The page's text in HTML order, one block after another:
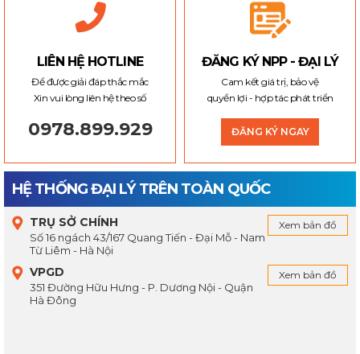
LIÊN HỆ HOTLINE
Để được giải đáp thắc mắc
Xin vui lòng liên hệ theo số
0978.899.929
ĐĂNG KÝ NPP - ĐẠI LÝ
Cam kết giá trị, bảo vệ
quyền lợi - hợp tác phát triển
ĐĂNG KÝ NGAY
HỆ THỐNG ĐẠI LÝ TRÊN TOÀN QUỐC
Xem bản đồ
TRỤ SỞ CHÍNH
Số 16 ngách 43/167 Quang Tiến - Đại Mỗ - Nam
Từ Liêm - Hà Nội
Xem bản đồ
VPGD
351 Đường Hữu Hưng - P. Dương Nội - Quận
Hà Đông